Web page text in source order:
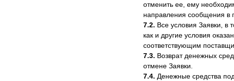
отменить ее, ему
направления сообщения в
7.2. Все условия Заявки, в
как и другие условия
соответствующим
7.3. Возврат денежных
отмене Заявки.
7.4. Денежные средства